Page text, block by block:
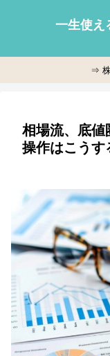
一生使え
⇒ 株
相場流、底値
操作はこう